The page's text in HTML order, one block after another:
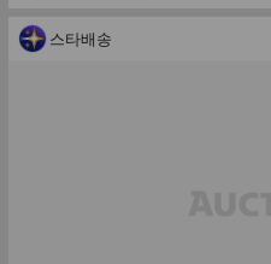
스타배송